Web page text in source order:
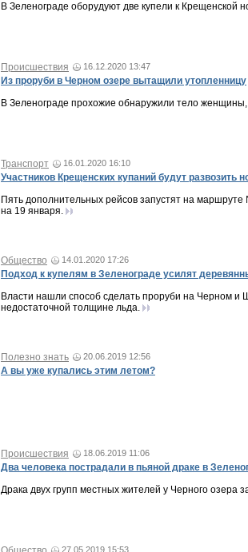
В Зеленограде оборудуют две купели к Крещенской
Происшествия 16.12.2020 13:47
Из проруби в Черном озере вытащили утопленницу
В Зеленограде прохожие обнаружили тело
Транспорт 16.01.2020 16:10
Участников Крещенских купаний будут развозить
Пять дополнительных рейсов запустят на
на 19 января.
Общество 14.01.2020 17:26
Подход к купелям в Зеленограде усилят
Власти нашли способ сделать проруби на Черном и
недостаточной толщине льда.
Полезно знать 20.06.2019 12:56
А вы уже купались этим летом?
Происшествия 18.06.2019 11:06
Два человека пострадали в пьяной драке в
Драка двух групп местных жителей у Черного озера
27.05.2019 15:53